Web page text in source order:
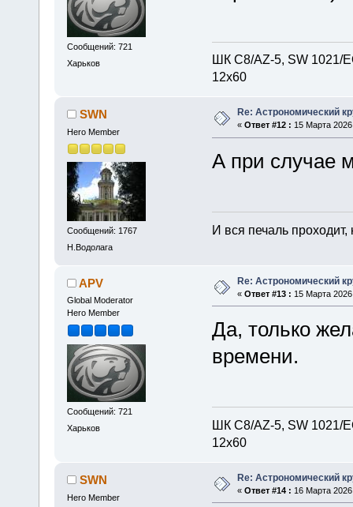
Сообщений: 721
Харьков
ШК С8/AZ-5, SW 1021/
12х60
SWN
Hero Member
Сообщений: 1767
Н.Водолага
Re: Астрономический
« Ответ #12 : 15 Марта
А при случае
И вся печаль
APV
Global Moderator
Hero Member
Сообщений: 721
Харьков
Re: Астрономический
« Ответ #13 : 15 Марта
Да, только
времени.
ШК С8/AZ-5, SW 1021/
12х60
SWN
Hero Member
Re: Астрономический
« Ответ #14 : 16 Марта